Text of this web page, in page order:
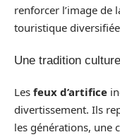
renforcer l’image de
touristique
Une tradition
Les feux d’artifice
divertissement. Ils
les générations, une